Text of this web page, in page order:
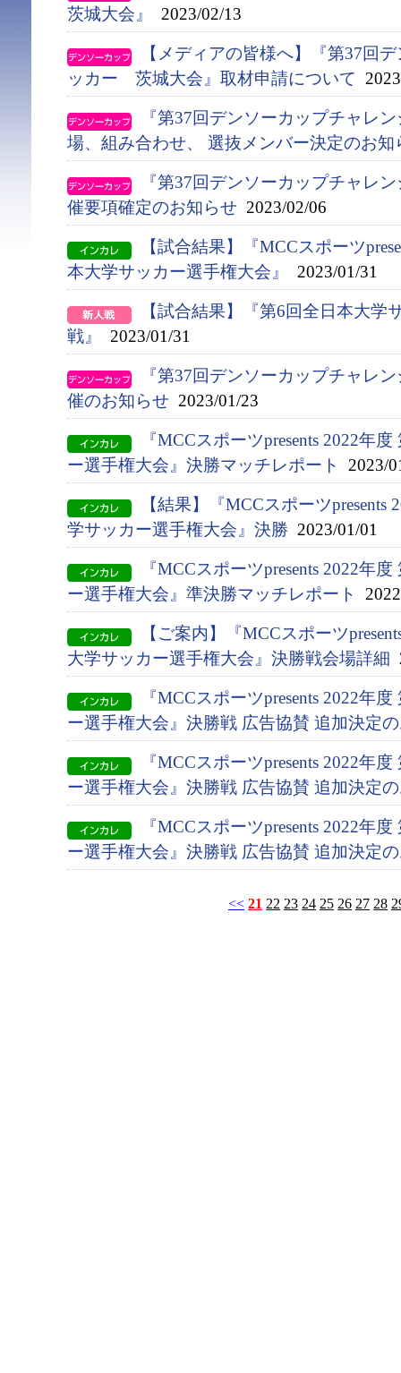
茨城大会』
2023/02/13
【メディアの皆様へ】『第37回
ッカー 茨城大会』取材申請について
『第37回デンソーカップチャレ
場、組み合わせ、 選抜メンバー決定のお知
『第37回デンソーカップチャレ
催要項確定のお知らせ 2023/02/06
【試合結果】『MCCスポーツ
本大学サッカー選手権大会』
2023/01/31
【試合結果】『第6回全日本大学
戦』
2023/01/31
『第37回デンソーカップチャレ
催のお知らせ 2023/01/23
『MCCスポーツpresents 2022年
ー選⼿権⼤会』決勝マッチレポート
2023/
【結果】『MCCスポーツ
学サッカー選手権大会』決勝 2023/01/01
『MCCスポーツpresents 2022年
ー選⼿権⼤会』準決勝マッチレポート
【ご案内】『MCCスポーツ
大学サッカー選手権大会』決勝戦会場詳細
『MCCスポーツpresents 2022年
ー選手権大会』決勝戦 広告協賛 追加決定
『MCCスポーツpresents 2022年
ー選手権大会』決勝戦 広告協賛 追加決定
『MCCスポーツpresents 2022年
ー選手権大会』決勝戦 広告協賛 追加決定
<< 21 22 23 24 25 26 27 28